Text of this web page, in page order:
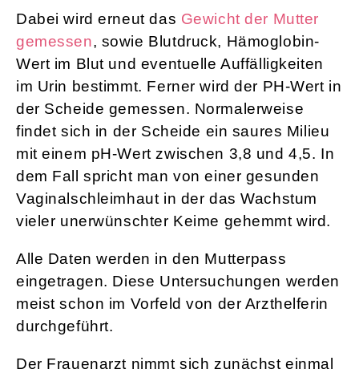
Dabei wird erneut das Gewicht der Mutter
gemessen, sowie Blutdruck, Hämoglobin-
Wert im Blut und eventuelle Auffälligkeiten
im Urin bestimmt. Ferner wird der PH-Wert in
der Scheide gemessen. Normalerweise
findet sich in der Scheide ein saures Milieu
mit einem pH-Wert zwischen 3,8 und 4,5. In
dem Fall spricht man von einer gesunden
Vaginalschleimhaut in der das Wachstum
vieler unerwünschter Keime gehemmt wird.
Alle Daten werden in den Mutterpass
eingetragen. Diese Untersuchungen werden
meist schon im Vorfeld von der Arzthelferin
durchgeführt.
Der Frauenarzt nimmt sich zunächst einmal